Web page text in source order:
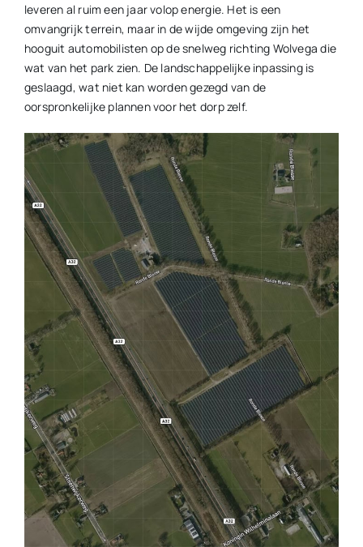
leveren al ruim een jaar volop energie. Het is een
omvangrijk terrein, maar in de wijde omgeving zijn het
hooguit automobilisten op de snelweg richting Wolvega die
wat van het park zien. De landschappelijke inpassing is
geslaagd, wat niet kan worden gezegd van de
oorspronkelijke plannen voor het dorp zelf.